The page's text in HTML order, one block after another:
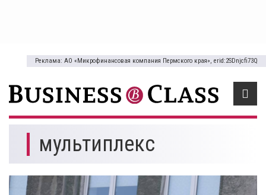
Реклама: АО «Микрофинансовая компания Пермского края», erid:2SDnjcfi73Q
мультиплекс